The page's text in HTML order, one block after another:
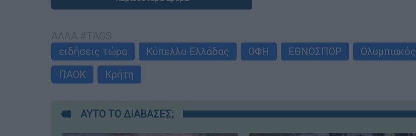
ειδήσεις τώρα
Κύπελλο Ελλάδας ΟΦΗ ΕΘΝΟΣΠΟΡ
Ολυμπιακός
ΠΑΟΚ
Κρήτη
ΑΥΤΟ ΤΟ ΔΙΑΒΑΣΕΣ;